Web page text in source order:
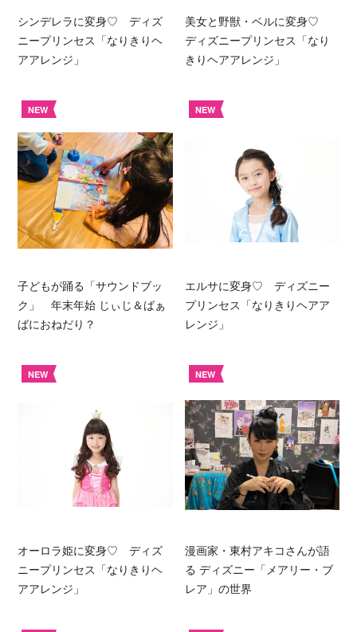
シンデレラに変身♡ ディズ
ニープリンセス「なりきりヘ
アアレンジ」
美女と野獣・ベルに変身♡
ディズニープリンセス「なり
きりヘアアレンジ」
NEW
子どもが踊る「サウンドブッ
ク」 年末年始 じぃじ＆ばぁ
ばにおねだり？
NEW
エルサに変身♡ ディズニー
プリンセス「なりきりヘアア
レンジ」
NEW
オーロラ姫に変身♡ ディズ
ニープリンセス「なりきりヘ
アアレンジ」
NEW
漫画家・東村アキコさんが語
る ディズニー「メアリー・ブ
レア」の世界